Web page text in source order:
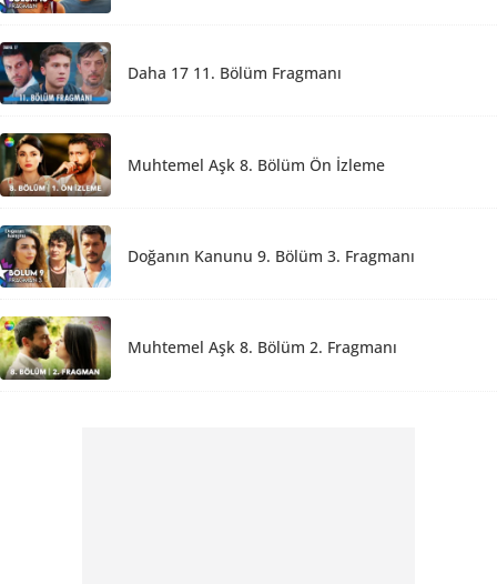
Daha 17 11. Bölüm Fragmanı
Muhtemel Aşk 8. Bölüm Ön İzleme
Doğanın Kanunu 9. Bölüm 3. Fragmanı
Muhtemel Aşk 8. Bölüm 2. Fragmanı